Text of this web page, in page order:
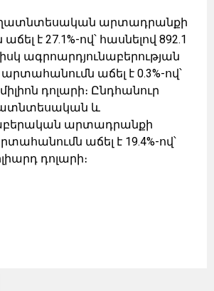
արտադրանքի
է 27.1%-ով՝ հասնելով 892.1
իսկ ագրոարդյունաբերության
աճել է 0.3%-ով՝
դոլարի։ Ընդհանուր
և
արտադրանքի
աճել է 19.4%-ով՝
դոլարի։